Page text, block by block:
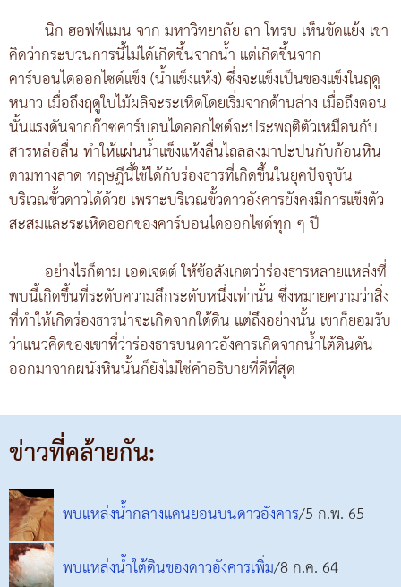
นิก ฮอฟฟ์แมน จาก มหาวิทยาลัย ลา โทรบ เห็นขัดแย้ง เขา
คิดว่ากระบวนการนี้ไม่ได้เกิดขึ้นจากน้ำ แต่เกิดขึ้นจาก
คาร์บอนไดออกไซด์แข็ง (น้ำแข็งแห้ง) ซึ่งจะแข็งเป็นของแข็งในฤดู
หนาว เมื่อถึงฤดูใบไม้ผลิจะระเหิดโดยเริ่มจากด้านล่าง เมื่อถึงตอน
นั้นแรงดันจากก๊าซคาร์บอนไดออกไซด์จะประพฤติตัวเหมือนกับ
สารหล่อลื่น ทำให้แผ่นน้ำแข็งแห้งลื่นไถลลงมาปะปนกับก้อนหิน
ตามทางลาด ทฤษฎีนี้ใช้ได้กับร่องธารที่เกิดขึ้นในยุคปัจจุบัน
บริเวณขั้วดาวได้ด้วย เพราะบริเวณขั้วดาวอังคารยังคงมีการแข็งตัว
สะสมและระเหิดออกของคาร์บอนไดออกไซด์ทุก ๆ ปี
อย่างไรก็ตาม เอดเจตต์ ให้ข้อสังเกตว่าร่องธารหลายแหล่งที่
พบนี้เกิดขึ้นที่ระดับความลึกระดับหนึ่งเท่านั้น ซึ่งหมายความว่าสิ่ง
ที่ทำให้เกิดร่องธารน่าจะเกิดจากใต้ดิน แต่ถึงอย่างนั้น เขาก็ยอมรับ
ว่าแนวคิดของเขาที่ว่าร่องธารบนดาวอังคารเกิดจากน้ำใต้ดินดัน
ออกมาจากผนังหินนั้นก็ยังไม่ใช่คำอธิบายที่ดีที่สุด
ข่าวที่คล้ายกัน:
พบแหล่งน้ำกลางแคนยอนบนดาวอังคาร/5 ก.พ. 65
พบแหล่งน้ำใต้ดินของดาวอังคารเพิ่ม/8 ก.ค. 64